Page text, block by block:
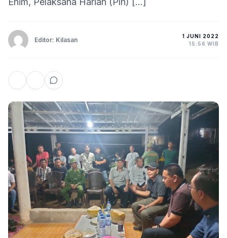
Editor: Kilasan
1 JUNI 2022
15:56 WIB